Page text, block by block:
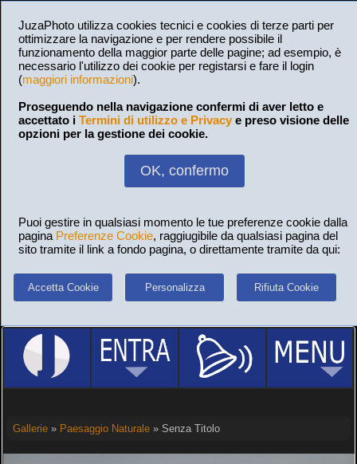
JuzaPhoto utilizza cookies tecnici e cookies di terze parti per
ottimizzare la navigazione e per rendere possibile il
funzionamento della maggior parte delle pagine; ad esempio, è
necessario l'utilizzo dei cookie per registarsi e fare il login
(maggiori informazioni).
Proseguendo nella navigazione confermi di aver letto e
accettato i Termini di utilizzo e Privacy e preso visione delle
opzioni per la gestione dei cookie.
OK, confermo
Puoi gestire in qualsiasi momento le tue preferenze cookie dalla
pagina Preferenze Cookie, raggiugibile da qualsiasi pagina del
sito tramite il link a fondo pagina, o direttamente tramite da qui:
Accetta Cookie Personalizza Rifiuta Cookie
Gallerie» Paesaggio Naturale» Senza Titolo